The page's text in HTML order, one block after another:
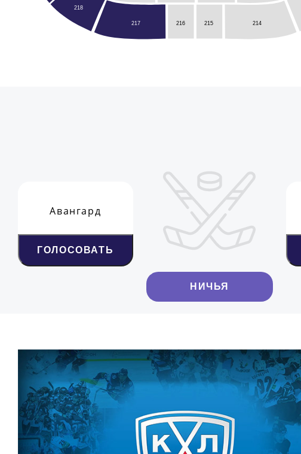
214
215
216
217
218
Авангард
ГОЛОСОВАТЬ
НИЧЬЯ